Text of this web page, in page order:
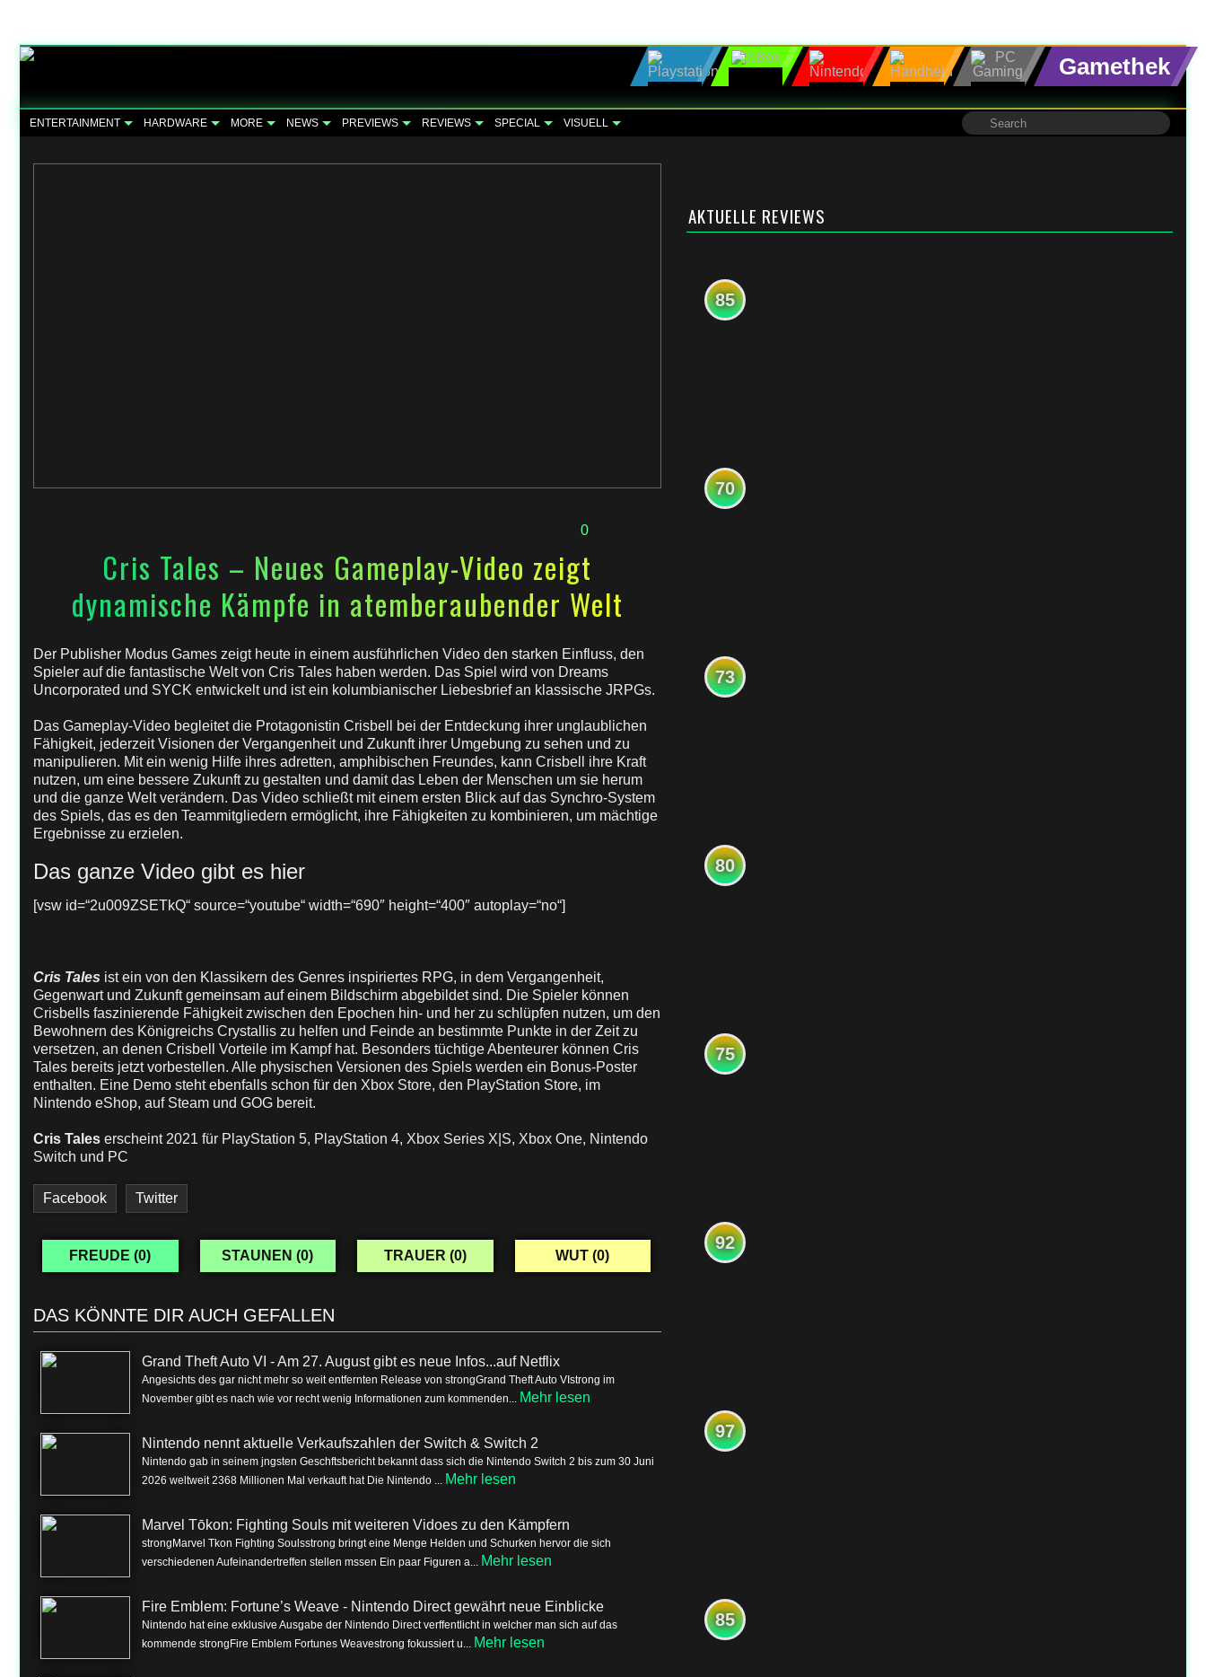
Gamethek
ENTERTAINMENT HARDWARE MORE NEWS PREVIEWS REVIEWS SPECIAL VISUELL
0
Cris Tales – Neues Gameplay-Video zeigt
dynamische Kämpfe in atemberaubender Welt
Der Publisher Modus Games zeigt heute in einem ausführlichen Video den starken Einfluss, den
Spieler auf die fantastische Welt von Cris Tales haben werden. Das Spiel wird von Dreams
Uncorporated und SYCK entwickelt und ist ein kolumbianischer Liebesbrief an klassische JRPGs.
Das Gameplay-Video begleitet die Protagonistin Crisbell bei der Entdeckung ihrer unglaublichen
Fähigkeit, jederzeit Visionen der Vergangenheit und Zukunft ihrer Umgebung zu sehen und zu
manipulieren. Mit ein wenig Hilfe ihres adretten, amphibischen Freundes, kann Crisbell ihre Kraft
nutzen, um eine bessere Zukunft zu gestalten und damit das Leben der Menschen um sie herum
und die ganze Welt verändern. Das Video schließt mit einem ersten Blick auf das Synchro-System
des Spiels, das es den Teammitgliedern ermöglicht, ihre Fähigkeiten zu kombinieren, um mächtige
Ergebnisse zu erzielen.
Das ganze Video gibt es hier
[vsw id=“2u009ZSETkQ“ source=“youtube“ width=“690″ height=“400″ autoplay=“no“]
Cris Tales ist ein von den Klassikern des Genres inspiriertes RPG, in dem Vergangenheit,
Gegenwart und Zukunft gemeinsam auf einem Bildschirm abgebildet sind. Die Spieler können
Crisbells faszinierende Fähigkeit zwischen den Epochen hin- und her zu schlüpfen nutzen, um den
Bewohnern des Königreichs Crystallis zu helfen und Feinde an bestimmte Punkte in der Zeit zu
versetzen, an denen Crisbell Vorteile im Kampf hat. Besonders tüchtige Abenteurer können Cris
Tales bereits jetzt vorbestellen. Alle physischen Versionen des Spiels werden ein Bonus-Poster
enthalten. Eine Demo steht ebenfalls schon für den Xbox Store, den PlayStation Store, im
Nintendo eShop, auf Steam und GOG bereit.
Cris Tales erscheint 2021 für PlayStation 5, PlayStation 4, Xbox Series X|S, Xbox One, Nintendo
Switch und PC
Facebook Twitter
FREUDE (0) STAUNEN (0) TRAUER (0) WUT (0)
DAS KÖNNTE DIR AUCH GEFALLEN
Grand Theft Auto VI - Am 27. August gibt es neue Infos...auf Netflix
Angesichts des gar nicht mehr so weit entfernten Release von strongGrand Theft Auto VIstrong im
November gibt es nach wie vor recht wenig Informationen zum kommenden... Mehr lesen
Nintendo nennt aktuelle Verkaufszahlen der Switch & Switch 2
Nintendo gab in seinem jngsten Geschftsbericht bekannt dass sich die Nintendo Switch 2 bis zum 30 Juni
2026 weltweit 2368 Millionen Mal verkauft hat Die Nintendo ... Mehr lesen
Marvel Tōkon: Fighting Souls mit weiteren Vidoes zu den Kämpfern
strongMarvel Tkon Fighting Soulsstrong bringt eine Menge Helden und Schurken hervor die sich
verschiedenen Aufeinandertreffen stellen mssen Ein paar Figuren a... Mehr lesen
Fire Emblem: Fortune’s Weave - Nintendo Direct gewährt neue Einblicke
Nintendo hat eine exklusive Ausgabe der Nintendo Direct verffentlicht in welcher man sich auf das
kommende strongFire Emblem Fortunes Weavestrong fokussiert u... Mehr lesen
AKTUELLE REVIEWS
85
70
73
80
75
92
97
85